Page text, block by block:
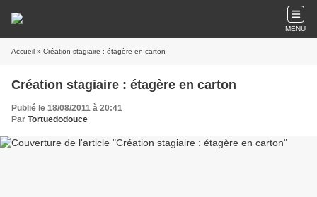
MENU
Accueil » Création stagiaire : étagère en carton
Création stagiaire : étagère en carton
Publié le 18/08/2011 à 20:41
Par Tortuedodouce